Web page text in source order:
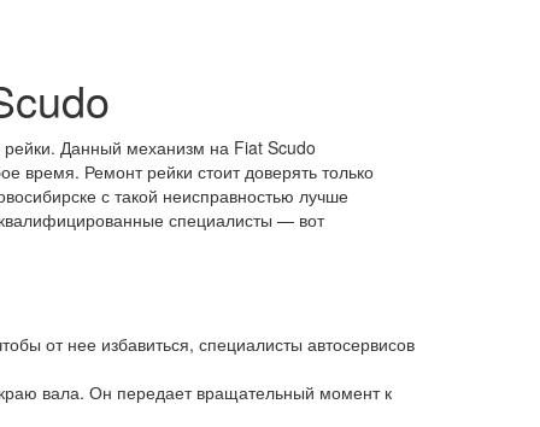
Данный механизм на Fiat Scudo
время. Ремонт рейки стоит доверять только
с такой неисправностью лучше
специалисты — вот
от нее избавиться, специалисты автосервисов
вала. Он передает вращательный момент к